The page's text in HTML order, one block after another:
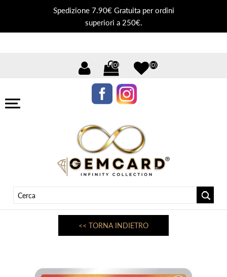
Spedizione 7.90€ Gratuita per ordini
superiori a 250€.
(0) (0)
<< TORNA INDIETRO